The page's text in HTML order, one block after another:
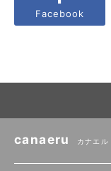
Facebook
canaeru カナエル